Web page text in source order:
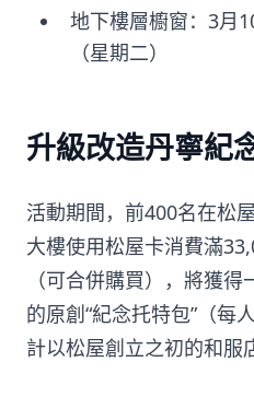
地下樓層櫥窗：3月
（星期二）
升級改造丹寧紀
活動期間，前400名在松
大樓使用松屋卡消費滿
（可合併購買），將獲
的原創“紀念托特包”（每
計以松屋創立之初的和服